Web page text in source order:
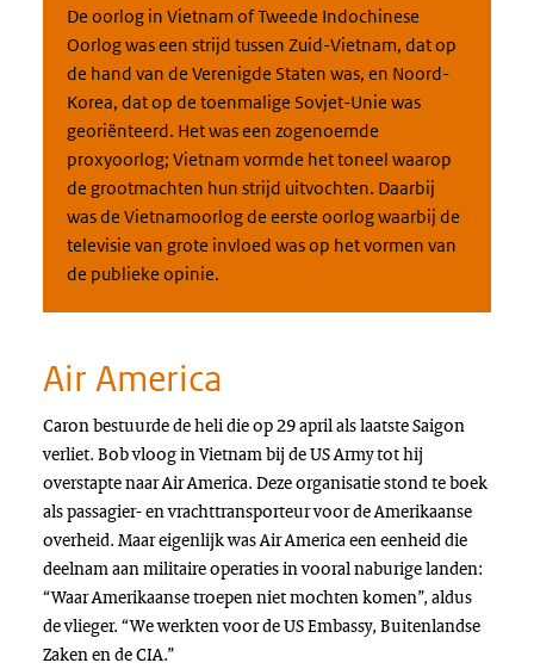
De oorlog in Vietnam of Tweede Indochinese
Oorlog was een strijd tussen Zuid-Vietnam, dat op
de hand van de Verenigde Staten was, en Noord-
Korea, dat op de toenmalige Sovjet-Unie was
georiënteerd. Het was een zogenoemde
proxyoorlog; Vietnam vormde het toneel waarop
de grootmachten hun strijd uitvochten. Daarbij
was de Vietnamoorlog de eerste oorlog waarbij de
televisie van grote invloed was op het vormen van
de publieke opinie.
Air America
Caron bestuurde de heli die op 29 april als laatste Saigon
verliet. Bob vloog in Vietnam bij deUS Armytot hij
overstapte naarAir America. Deze organisatie stond te boek
als passagier- en vrachttransporteur voor de Amerikaanse
overheid. Maar eigenlijk wasAir Americaeen eenheid die
deelnam aan militaire operaties in vooral naburige landen:
“Waar Amerikaanse troepen niet mochten komen”, aldus
de vlieger. “We werkten voor deUS Embassy, Buitenlandse
Zaken en deCIA.”